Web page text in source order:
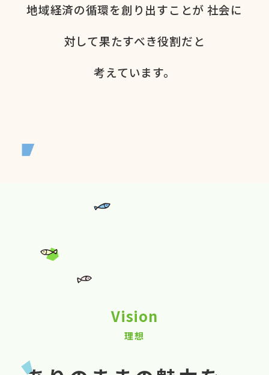
地域経済の​循環を​創り出すことが 社会に​
対して​果た​すべき役割だと​
考えています。​
Vision
理想